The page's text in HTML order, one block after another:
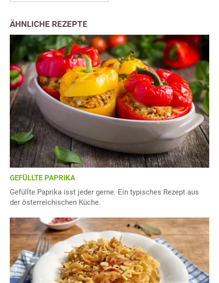
ÄHNLICHE REZEPTE
GEFÜLLTE PAPRIKA
Gefüllte Paprika isst jeder gerne. Ein typisches Rezept aus
der österreichischen Küche.